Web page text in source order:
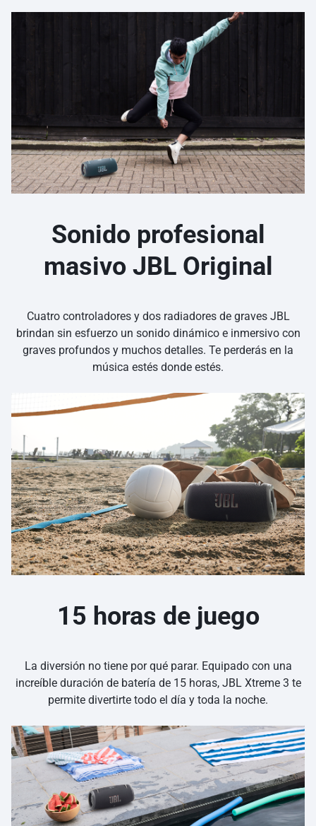
Sonido profesional
masivo JBL Original
Cuatro controladores y dos radiadores de graves JBL
brindan sin esfuerzo un sonido dinámico e inmersivo con
graves profundos y muchos detalles. Te perderás en la
música estés donde estés.
15 horas de juego
La diversión no tiene por qué parar. Equipado con una
increíble duración de batería de 15 horas, JBL Xtreme 3 te
permite divertirte todo el día y toda la noche.